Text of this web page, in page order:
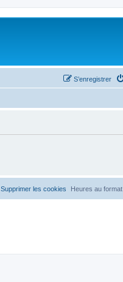
S’enregistrer
Heures au format
Supprimer les cookies